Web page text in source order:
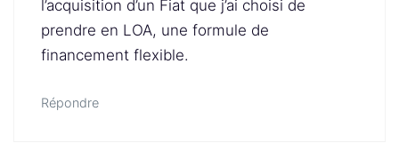
l’acquisition d’un Fiat que j’ai choisi de
prendre en LOA, une formule de
financement flexible.
Répondre